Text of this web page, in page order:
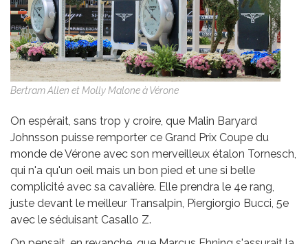
Bertram Allen et Molly Malone à Vérone
On espérait, sans trop y croire, que Malin Baryard
Johnsson puisse remporter ce Grand Prix Coupe du
monde de Vérone avec son merveilleux étalon Tornesch,
qui n'a qu'un oeil mais un bon pied et une si belle
complicité avec sa cavalière. Elle prendra le 4e rang,
juste devant le meilleur Transalpin, Piergiorgio Bucci, 5e
avec le séduisant Casallo Z.